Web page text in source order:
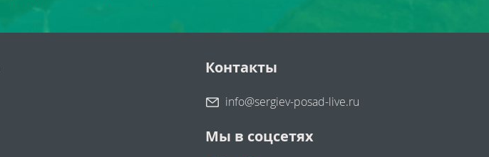
Контакты
info@sergiev-posad-live.ru
Мы в соцсетях